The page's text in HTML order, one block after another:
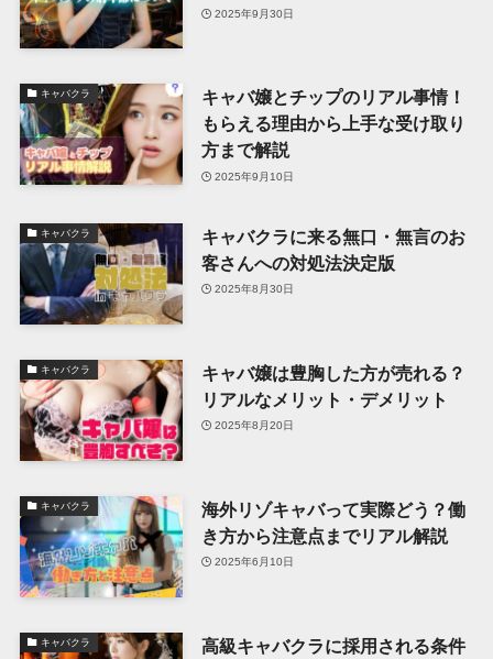
2025年9月30日
キャバクラ
キャバ嬢とチップのリアル事情！
もらえる理由から上手な受け取り
方まで解説
2025年9月10日
キャバクラ
キャバクラに来る無口・無言のお
客さんへの対処法決定版
2025年8月30日
キャバクラ
キャバ嬢は豊胸した方が売れる？
リアルなメリット・デメリット
2025年8月20日
キャバクラ
海外リゾキャバって実際どう？働
き方から注意点までリアル解説
2025年6月10日
キャバクラ 高級キャバクラに採用される条件